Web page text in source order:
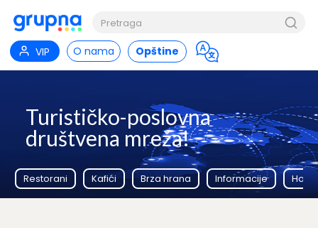
VIP O nama Opštine
Turističko-poslovna
društvena mreža!
Restorani Kafići Brza hrana Informacije Hoteli